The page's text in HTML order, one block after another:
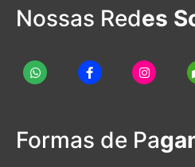
Nossas Redes
Formas de Pa